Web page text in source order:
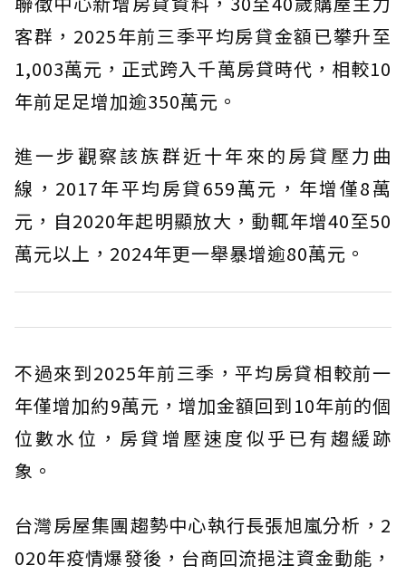
客群，2025年前三季平均房貸金額已攀升至
1,003萬元，正式跨入千萬房貸時代，相較10
年前足足增加逾350萬元。
進一步觀察該族群近十年來的房貸壓力曲
線，2017年平均房貸659萬元，年增僅8萬
元，自2020年起明顯放大，動輒年增40至50
萬元以上，2024年更一舉暴增逾80萬元。
不過來到2025年前三季，平均房貸相較前一
年僅增加約9萬元，增加金額回到10年前的個
位數水位，房貸增壓速度似乎已有趨緩跡
象。
台灣房屋集團趨勢中心執行長張旭嵐分析，2
020年疫情爆發後，台商回流挹注資金動能，